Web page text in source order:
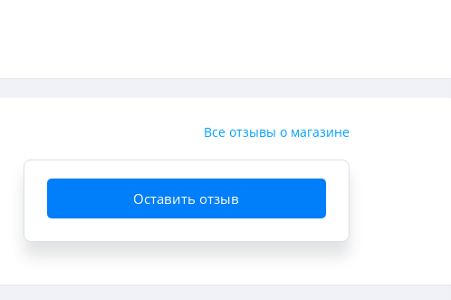
Все отзывы о магазине
Оставить отзыв